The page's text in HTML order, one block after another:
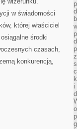
w świadomości
której właściciel
środki
czasach,
konkurencją,
i